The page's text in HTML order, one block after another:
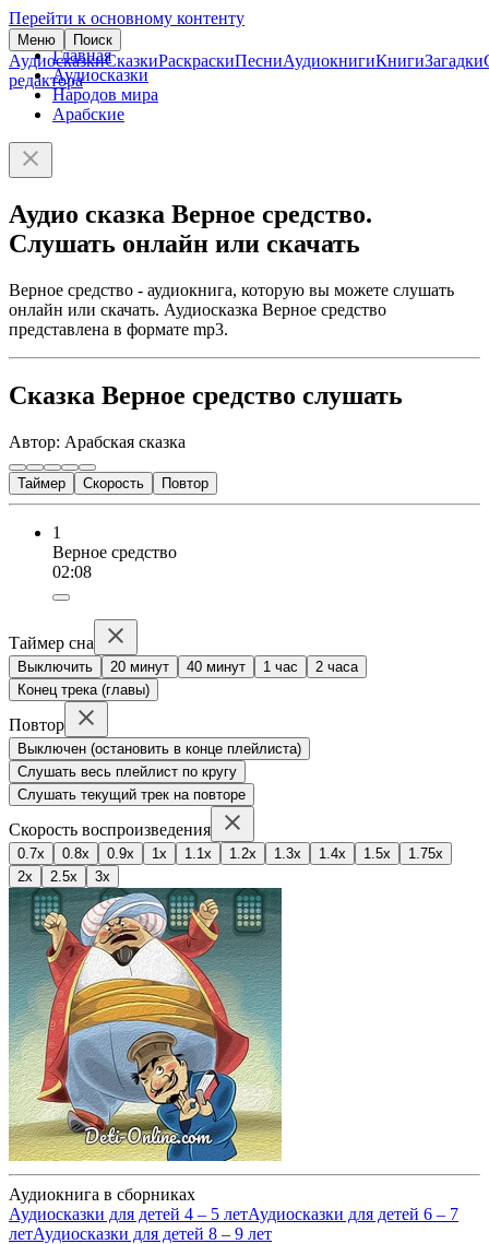
Перейти к основному контенту
Меню Поиск
АудиосказкиСказкиРаскраскиПесниАудиокнигиКнигиЗагадки
редактора
Главная
Аудиосказки
Народов мира
Арабские
Аудио сказка Верное средство.
Слушать онлайн или скачать
Верное средство - аудиокнига, которую вы можете слушать
онлайн или скачать. Аудиосказка Верное средство
представлена в формате mp3.
Сказка Верное средство слушать
Автор: Арабская сказка
Таймер Скорость Повтор
1
Верное средство
02:08
Таймер сна
Выключить 20 минут 40 минут 1 час
2 часа
Конец трека (главы)
Повтор
Выключен (остановить в конце плейлиста)
Слушать весь плейлист по кругу
Слушать текущий трек на повторе
Скорость воспроизведения
0.7x 0.8x 0.9x 1x 1.1x 1.2x 1.3x 1.4x 1.5x
1.75x
2x
2.5x 3x
Аудиокнига в сборниках
Аудиосказки для детей 4 – 5 летАудиосказки для детей 6 – 7
летАудиосказки для детей 8 – 9 лет